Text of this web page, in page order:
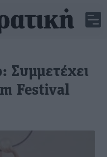
Συμμετέχει
Festival